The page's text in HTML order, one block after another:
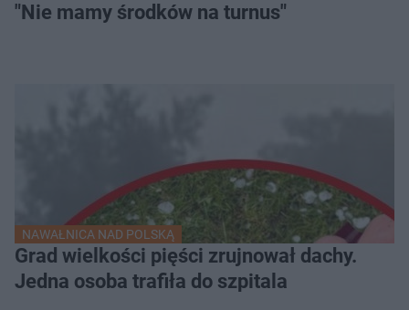
"Nie mamy środków na turnus"
NAWAŁNICA NAD POLSKĄ
Grad wielkości pięści zrujnował dachy.
Jedna osoba trafiła do szpitala